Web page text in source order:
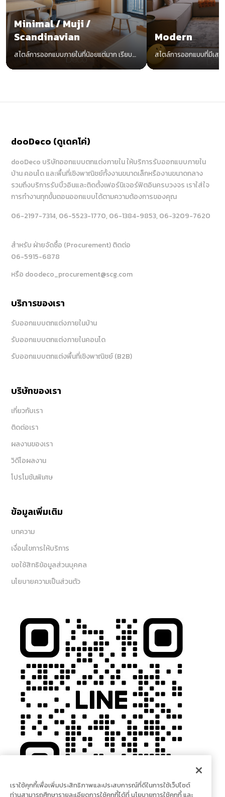
Minimal / Muji /
Scandinavian
สไตล์การออกแบบภายในที่น้อยแต่มาก เรียบ
แต่ง่าย อบอุ่นด้วยโทนสีขาวและไม้
Modern
สไตล์การออกแบบที่มีเสน่
ทันสมัย น่าค้นหา ไม่มีตก
dooDeco (ดูเดคโค่)
dooDeco บริษัทออกแบบตกแต่งภายใน ให้บริการรับออกแบบภายใน
บ้าน คอนโด และพื้นที่เชิงพาณิชย์ทั้งงานขนาดเล็กหรืองานขนาดกลาง
รวมถึงบริการรับบิ้วอินและติดตั้งเฟอร์นิเจอร์ฟิตอินครบวงจร เราใส่ใจ
การทำงานทุกขั้นตอนออกแบบได้ตามความต้องการของคุณ
06-2197-7314, 06-5523-1770, 06-1384-9853, 06-3209-7620
สำหรับ ฝ่ายจัดซื้อ (Procurement) ติดต่อ
06-5915-6878
หรือ doodeco_procurement@scg.com
บริการของเรา
รับออกแบบตกแต่งภายในบ้าน
รับออกแบบตกแต่งภายในคอนโด
รับออกแบบตกแต่งพื้นที่เชิงพาณิชย์ (B2B)
บริษัทของเรา
เกี่ยวกับเรา
ติดต่อเรา
ผลงานของเรา
วิดีโอผลงาน
โปรโมชันพิเศษ
ข้อมูลเพิ่มเติม
บทความ
เงื่อนไขการให้บริการ
ขอใช้สิทธิข้อมูลส่วนบุคคล
นโยบายความเป็นส่วนตัว
เราใช้คุกกี้เพื่อเพิ่มประสิทธิภาพและประสบการณ์ที่ดีในการใช้เว็ปไซต์
ท่านสามารถศึกษารายละเอียดการใช้คุกกี้ได้ที่ นโยบายการใช้คุกกี้ และ